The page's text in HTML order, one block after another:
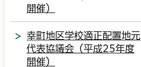
開催）
幸町地区学校適正配置地元
代表協議会（平成25年度
開催）